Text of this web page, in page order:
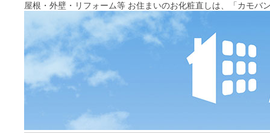
屋根・外壁・リフォーム等 お住まいのお化粧直しは、「カモバ